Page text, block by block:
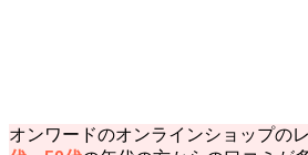
オンワードのオンラインショップの